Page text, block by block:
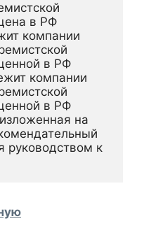
в РФ
компании
в РФ
компании
в РФ
на
руководством к